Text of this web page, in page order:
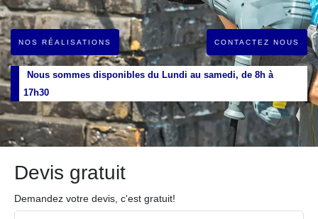
NOS RÉALISATIONS CONTACTEZ NOUS
Nous sommes disponibles du Lundi au samedi, de 8h à
17h30
Devis gratuit
Demandez votre devis, c'est gratuit!